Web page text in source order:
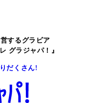
するグラビア
グラジャパ！』
だくさん!